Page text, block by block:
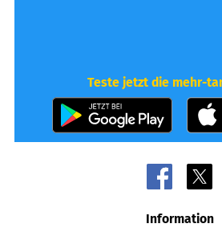
Teste jetzt die mehr-
Information